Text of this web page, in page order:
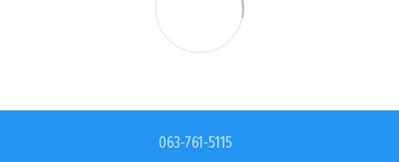
063-761-5115